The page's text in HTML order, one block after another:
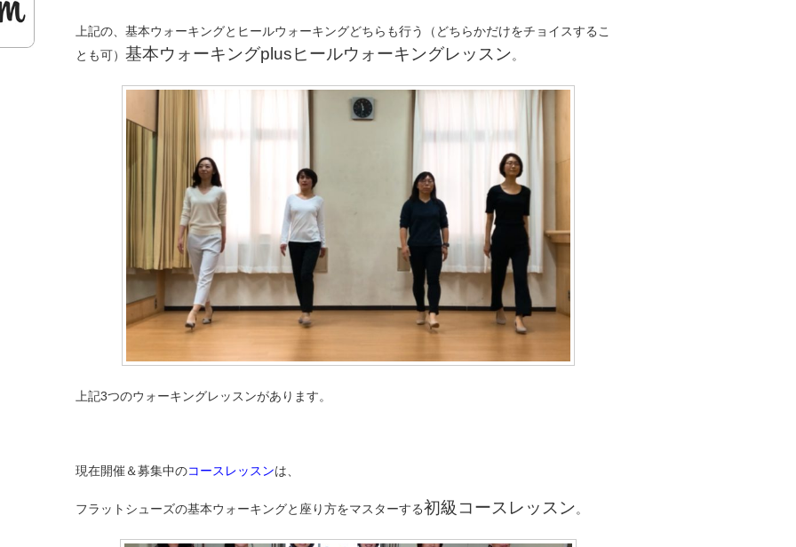
上記の、基本ウォーキングとヒールウォーキングどちらも行う（どちらかだけをチョイスするこ
とも可） 基本ウォーキングplusヒールウォーキングレッスン。
上記3つのウォーキングレッスンがあります。
現在開催＆募集中のコースレッスンは、
フラットシューズの基本ウォーキングと座り方をマスターする初級コースレッスン。